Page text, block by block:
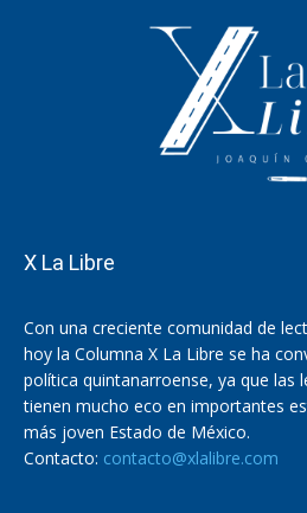
X La Libre
Con una creciente comunidad de
hoy la Columna X La Libre se ha
política quintanarroense, ya que las
tienen mucho eco en importantes
más joven Estado de México.
Contacto: contacto@xlalibre.com